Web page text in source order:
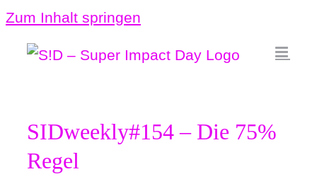
Zum Inhalt springen
SIDweekly#154 – Die 75%
Regel